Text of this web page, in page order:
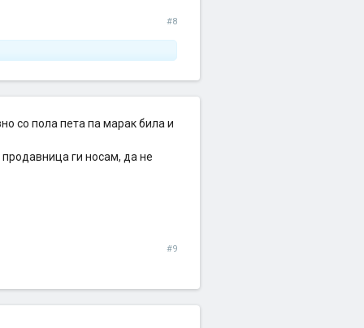
#8
со пола пета па марак била и
ги носам, да не
#9